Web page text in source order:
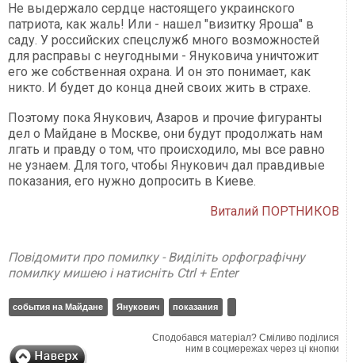
Не выдержало сердце настоящего украинского
патриота, как жаль! Или - нашел "визитку Яроша" в
саду. У российских спецслужб много возможностей
для расправы с неугодными - Януковича уничтожит
его же собственная охрана. И он это понимает, как
никто. И будет до конца дней своих жить в страхе.
Поэтому пока Янукович, Азаров и прочие фигуранты
дел о Майдане в Москве, они будут продолжать нам
лгать и правду о том, что происходило, мы все равно
не узнаем. Для того, чтобы Янукович дал правдивые
показания, его нужно допросить в Киеве.
Виталий ПОРТНИКОВ
Повідомити про помилку - Виділіть орфографічну
помилку мишею і натисніть Ctrl + Enter
события на Майдане Янукович показания
Сподобався матеріал? Сміливо поділися
ним в соцмережах через ці кнопки